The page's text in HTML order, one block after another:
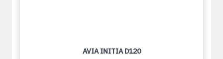
AVIA INITIA D120